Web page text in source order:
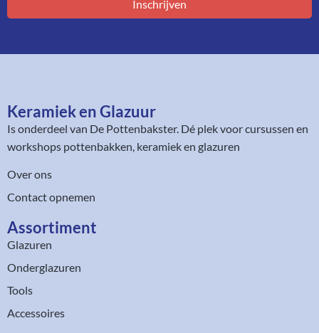
Inschrijven
Keramiek en Glazuur​
Is onderdeel van De Pottenbakster. Dé plek voor cursussen en
workshops pottenbakken, keramiek en glazuren
Over ons
Contact opnemen
Assortiment​
Glazuren
Onderglazuren
Tools
Accessoires